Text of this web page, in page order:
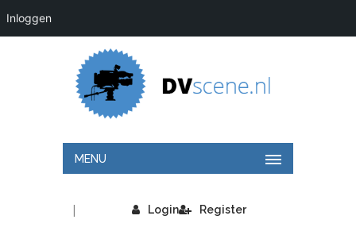
Inloggen
MENU
Login
| Register